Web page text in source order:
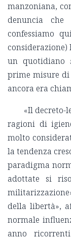
manzoniana,
denuncia
confessiamo
un quotidiano
prime misure di
ancora era
«Il decreto-
ragioni di
molto
la tendenza
paradigma
adottate si
della libertà»,
normale
anno